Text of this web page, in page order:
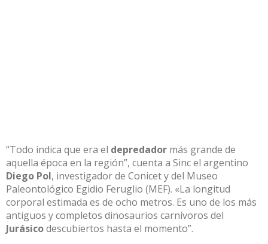
“Todo indica que era el depredador más grande de
aquella época en la región”, cuenta a Sinc el argentino
Diego Pol, investigador de Conicety del Museo
Paleontológico Egidio Feruglio (MEF). «La longitud
corporal estimada es de ocho metros. Es uno de los más
antiguos y completos dinosaurios carnívoros del
Jurásicodescubiertos hasta el momento”.